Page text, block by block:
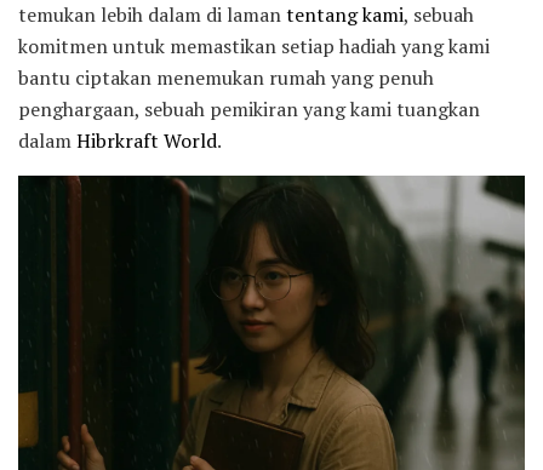
temukan lebih dalam di lamantentang kami, sebuah
komitmen untuk memastikan setiap hadiah yang kami
bantu ciptakan menemukan rumah yang penuh
penghargaan, sebuah pemikiran yang kami tuangkan
dalamHibrkraft World.